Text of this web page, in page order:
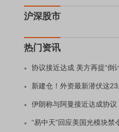
沪深股市
热门资讯
协议接近达成 美方再提“倒
新建仓！外资最新潜伏这23
伊朗称与阿曼接近达成协议
“易中天”回应美国光模块禁